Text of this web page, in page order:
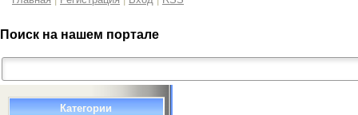
Поиск на нашем портале
Категории